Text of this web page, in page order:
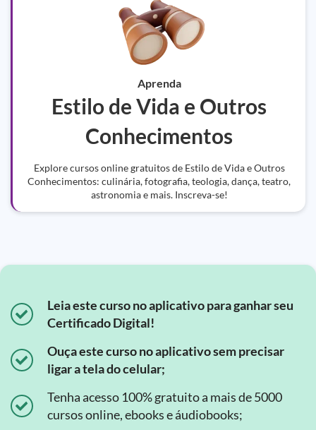
Aprenda
Estilo de Vida e Outros
Conhecimentos
Explore cursos online gratuitos de Estilo de Vida e Outros
Conhecimentos: culinária, fotografia, teologia, dança, teatro,
astronomia e mais. Inscreva-se!
Leia este curso no aplicativo para ganhar seu
Certificado Digital!
Ouça este curso no aplicativo sem precisar
ligar a tela do celular;
Tenha acesso 100% gratuito a mais de 5000
cursos online, ebooks e áudiobooks;